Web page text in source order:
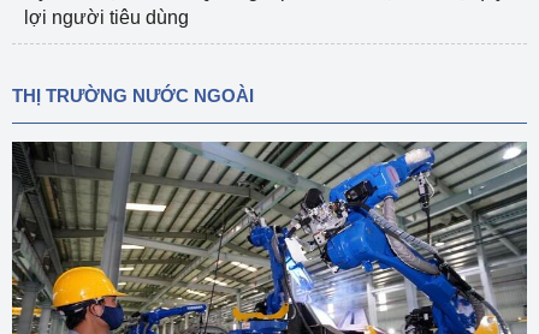
lợi người tiêu dùng
THỊ TRƯỜNG NƯỚC NGOÀI